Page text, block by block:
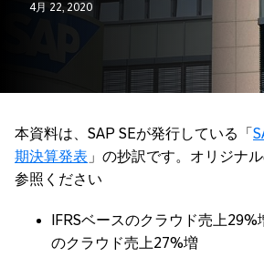
4月 22, 2020
本資料は、SAP SEが発行している「
期決算発表 」の抄訳です。オリジナ
参照ください
IFRSベースのクラウド売上29%
のクラウド売上27%増